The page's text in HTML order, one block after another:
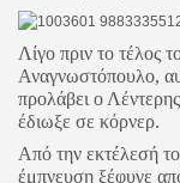
Λίγο πριν το τέλος
Αναγνωστόπουλο,
προλάβει ο
έδιωξε σε κόρνερ.
Από την εκτέλεσή
έμπνευση ξέφυγε